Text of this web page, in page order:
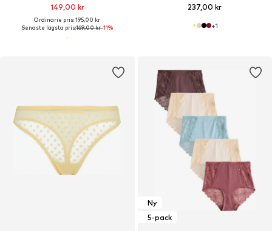
149,00 kr
Ordinarie pris: 195,00 kr
Senaste lägsta pris:169,00 kr-11%
237,00 kr
+1
Ny
5-pack